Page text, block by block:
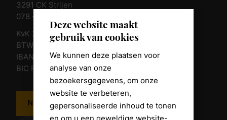
Deze website maakt
gebruik van cookies
We kunnen deze plaatsen voor
analyse van onze
bezoekersgegevens, om onze
website te verbeteren,
gepersonaliseerde inhoud te tonen
3291 CK Strijen
078 - 674 84 85
KvK 23011135
BTW nr. NL 805098938.B.01
IBAN NL10 RABO 0361 8039 58
BIC RABONL2U
Neem contact op